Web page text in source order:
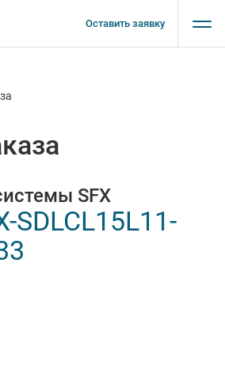
Оставить заявку
SFX
SDLCL15L11-